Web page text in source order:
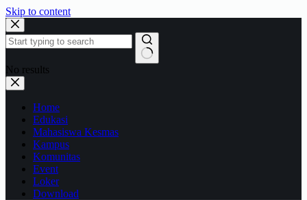
Skip to content
No results
Home
Edukasi
Mahasiswa Kesmas
Kampus
Komunitas
Event
Loker
Download